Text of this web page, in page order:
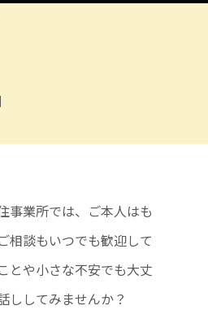
事業所では、ご本人はも
相談もいつでも歓迎して
とや小さな不安でも大丈
ししてみませんか？